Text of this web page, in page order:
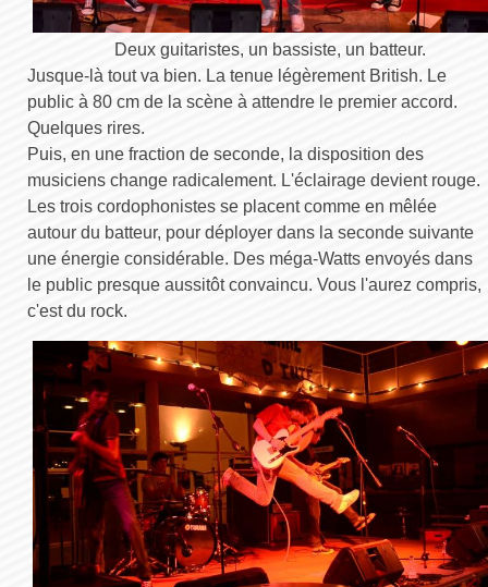
Deux guitaristes, un bassiste, un batteur.
Jusque-là tout va bien. La tenue légèrement British. Le
public à 80 cm de la scène à attendre le premier accord.
Quelques rires.
Puis, en une fraction de seconde, la disposition des
musiciens change radicalement. L'éclairage devient rouge.
Les trois cordophonistes se placent comme en mêlée
autour du batteur, pour déployer dans la seconde suivante
une énergie considérable. Des méga-Watts envoyés dans
le public presque aussitôt convaincu. Vous l'aurez compris,
c'est du rock.